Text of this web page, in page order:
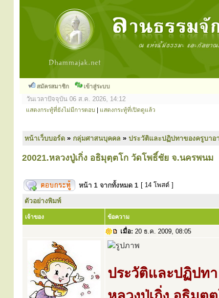
สมัครสมาชิก เข้าสู่ระบบ
วันเวลาปัจจุบัน 06 ส.ค. 2026, 14:12
แสดงกระทู้ที่ยังไม่มีการตอบ แสดงกระทู้ที่เปิดดูแล้ว
หน้าเว็บบอร์ด » กลุ่มศาสนบุคคล » ประวัติและปฏิปทาของครูบาอ
20021.หลวงปู่เกิ่ง อธิมุตฺตโก วัดโพธิ์ชัย จ.นครพนม
หน้า 1 จากทั้งหมด 1 [ 14 โพสต์ ]
ตัวอย่างพิมพ์
เจ้าของ ข้อความ
เมื่อ: 20 ธ.ค. 2009, 08:05
ประวัติและปฏิปทา